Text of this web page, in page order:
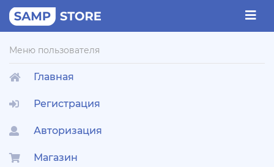
Меню пользователя
Главная
Регистрация
Авторизация
Магазин